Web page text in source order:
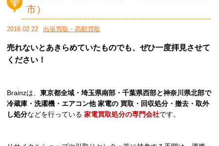
市）
2016.02.22 出張買取・高額買取
売れないとあきらめていたものでも、ぜひ一度拝見させて
ください！
Brainzは、 東京都全域・埼玉県南部・千葉県西部と神奈川県北部で
冷蔵庫・洗濯機・エアコン他 家電の 買取・回収処分・撤去・取外
し処分などを行っている 家電買取処分の専門会社です。